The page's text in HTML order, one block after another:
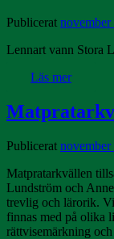
Publicerat november
Lennart vann Stora
Läs mer
Publicerat november
Matpratarkvällen
Lundström och
trevlig och lärorik.
finnas med på olika
rättvisemärkning